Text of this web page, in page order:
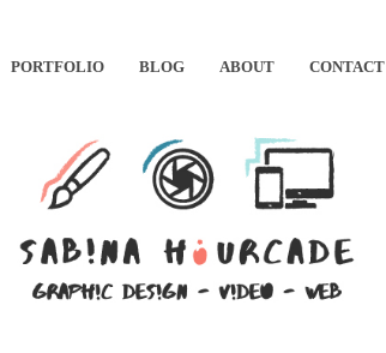
PORTFOLIO BLOG ABOUT CONTACT